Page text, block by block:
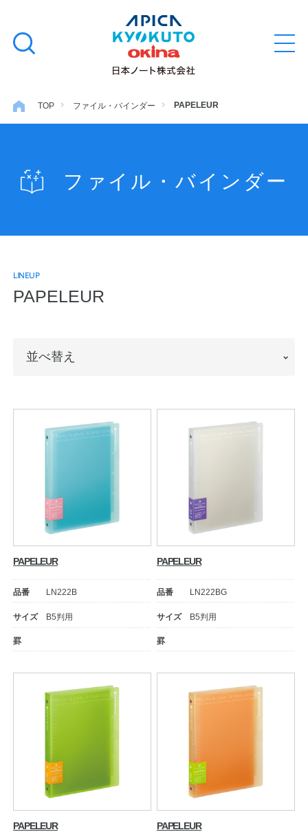
文
キ
ッ
閉
検
る
ファイル・バインダー
探求・自主学習のすすめ
企業情報 SDGsと未来
カタログ お知らせ
お問い合わせ プライバシーポリシー
教職員の皆さまへ
法人のお客様へ
TOP ファイル・バインダー PAPELEUR
ファイル・バインダー
LINEUP
PAPELEUR
え
並べ替え
PAPELEUR
品番 LN222B
サイズ B5判用
罫
PAPELEUR
品番 LN222BG
サイズ B5判用
罫
PAPELEUR PAPELEUR